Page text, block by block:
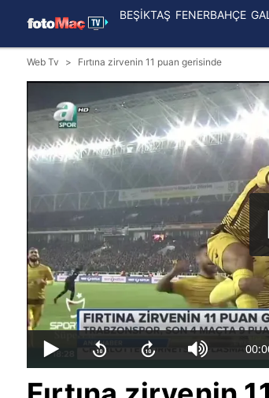
BEŞİKTAŞ FENERBAHÇE
Web Tv Fırtına zirvenin 11 puan gerisinde